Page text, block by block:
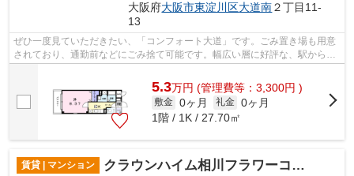
大阪府大阪市東淀川区大道南２丁目11-
13
ぜひ一度見ていただきたい、「コンフォート大道」です。ごみ置き場も用意
されており、通勤前などにごみ捨て可能です。幅広い層に好評な、駅から徒
5.3万円 (管理費等：3,300円 )
敷金 0ヶ月 礼金 0ヶ月
1階 / 1K / 27.70㎡
賃貸 | マンション クラウンハイム相川フラワーコート